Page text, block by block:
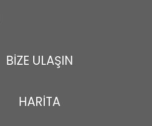
BİZE ULAŞIN
HARİTA